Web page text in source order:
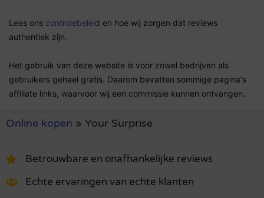
Lees ons controlebeleid en hoe wij zorgen dat reviews
authentiek zijn.
Het gebruik van deze website is voor zowel bedrijven als
gebruikers geheel gratis. Daarom bevatten sommige pagina's
affiliate links, waarvoor wij een commissie kunnen ontvangen.
Online kopen » Your Surprise
Betrouwbare en onafhankelijke reviews
Echte ervaringen van echte klanten